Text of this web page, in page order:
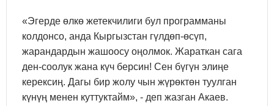
«Эгерде өлкө жетекчилиги бул программаны
колдонсо, анда Кыргызстан гүлдөп-өсүп,
жарандардын жашоосу оңолмок. Жараткан сага
ден-соолук жана күч берсин! Сен бүгүн элиңе
керексиң. Дагы бир жолу чын жүрөктөн туулган
күнүң менен куттуктайм», - деп жазган Акаев.